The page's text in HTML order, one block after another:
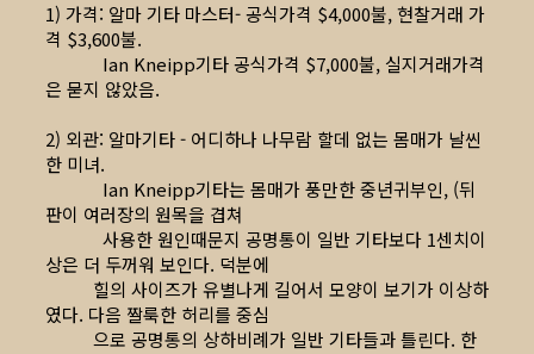
1) 가격: 알마 기타 마스터- 공식가격 $4,000불, 현찰거래 가
격 $3,600불.
Ian Kneipp기타 공식가격 $7,000불, 실지거래가격
은 묻지 않았음.
2) 외관: 알마기타 - 어디하나 나무람 할데 없는 몸매가 날씬
한 미녀.
Ian Kneipp기타는 몸매가 풍만한 중년귀부인, (뒤
판이 여러장의 원목을 겹쳐
사용한 원인때문지 공명통이 일반 기타보다 1센치이
상은 더 두꺼워 보인다. 덕분에
힐의 사이즈가 유별나게 길어서 모양이 보기가 이상하
였다. 다음 짤룩한 허리를 중심
으로 공명통의 상하비례가 일반 기타들과 틀린다. 한